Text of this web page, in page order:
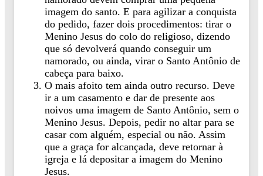
imagem do santo. E para agilizar a conquista
do pedido, fazer dois procedimentos: tirar o
Menino Jesus do colo do religioso, dizendo
que só devolverá quando conseguir um
namorado, ou ainda, virar o Santo Antônio de
cabeça para baixo.
O mais afoito tem ainda outro recurso. Deve
ir a um casamento e dar de presente aos
noivos uma imagem de Santo Antônio, sem o
Menino Jesus. Depois, pedir no altar para se
casar com alguém, especial ou não. Assim
que a graça for alcançada, deve retornar à
igreja e lá depositar a imagem do Menino
Jesus.